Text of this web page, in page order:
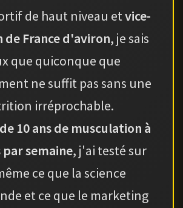
de haut niveau etvice-
de France d'aviron, je sais
que quiconque que
ne suffit pas sans une
irréprochable.
10 ans de musculation à
par semaine, j'ai testé sur
ce que la science
et ce que le marketing